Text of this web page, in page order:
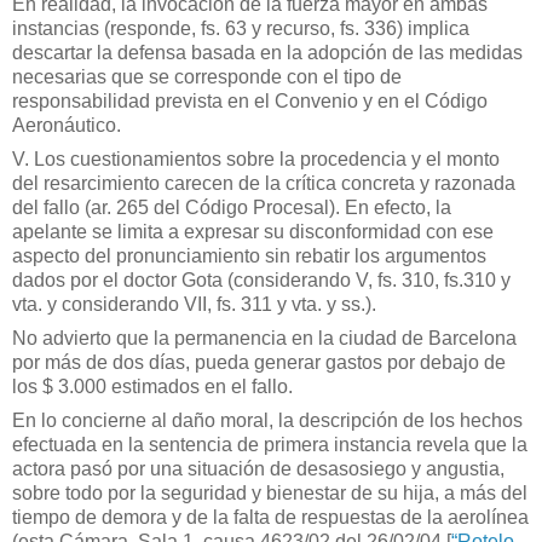
En realidad, la invocación de la fuerza mayor en ambas
instancias (responde, fs. 63 y recurso, fs. 336) implica
descartar la defensa basada en la adopción de las medidas
necesarias que se corresponde con el tipo de
responsabilidad prevista en el Convenio y en el Código
Aeronáutico.
V. Los cuestionamientos sobre la procedencia y el monto
del resarcimiento carecen de la crítica concreta y razonada
del fallo (ar. 265 del Código Procesal). En efecto, la
apelante se limita a expresar su disconformidad con ese
aspecto del pronunciamiento sin rebatir los argumentos
dados por el doctor Gota (considerando V, fs. 310, fs.310 y
vta. y considerando VII, fs. 311 y vta. y ss.).
No advierto que la permanencia en la ciudad de Barcelona
por más de dos días, pueda generar gastos por debajo de
los $ 3.000 estimados en el fallo.
En lo concierne al daño moral, la descripción de los hechos
efectuada en la sentencia de primera instancia revela que la
actora pasó por una situación de desasosiego y angustia,
sobre todo por la seguridad y bienestar de su hija, a más del
tiempo de demora y de la falta de respuestas de la aerolínea